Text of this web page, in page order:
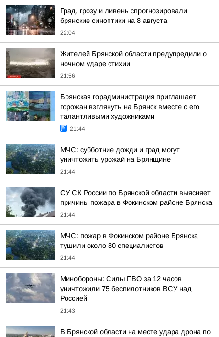
Град, грозу и ливень спрогнозировали
брянские синоптики на 8 августа
22:04
Жителей Брянской области предупредили о
ночном ударе стихии
21:56
Брянская горадминистрация приглашает
горожан взглянуть на Брянск вместе с его
талантливыми художниками
21:44
МЧС: субботние дожди и град могут
уничтожить урожай на Брянщине
21:44
СУ СК России по Брянской области выясняет
причины пожара в Фокинском районе Брянска
21:44
МЧС: пожар в Фокинском районе Брянска
тушили около 80 специалистов
21:44
Минобороны: Силы ПВО за 12 часов
уничтожили 75 беспилотников ВСУ над
Россией
21:43
В Брянской области на месте удара дрона по